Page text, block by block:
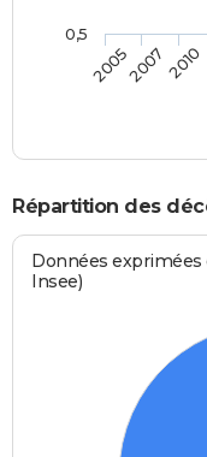
200520072010
0,5
Répartition des
Données exprimées
Insee)